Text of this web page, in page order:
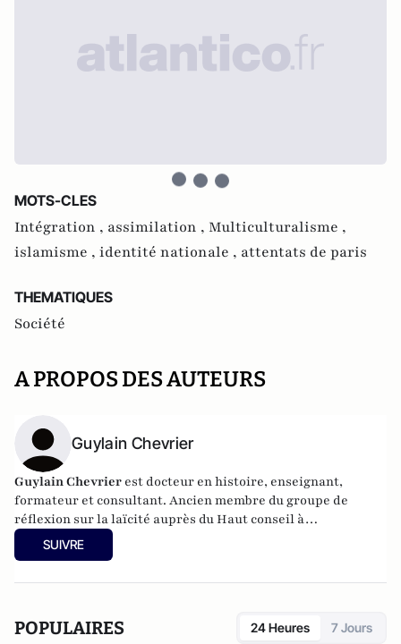
MOTS-CLES
Intégration , assimilation , Multiculturalisme ,
islamisme , identité nationale , attentats de paris
THEMATIQUES
Société
A PROPOS DES AUTEURS
Guylain Chevrier
Guylain Chevrier est docteur en histoire, enseignant,
formateur et consultant. Ancien membre du groupe de
réflexion sur la laïcité auprès du Haut conseil à
l’intégration. Dernier ouvrage :
travail social,L’Harmattan, sous la direction de Guylain
SUIVRE
POPULAIRES 24 Heures 7 Jours